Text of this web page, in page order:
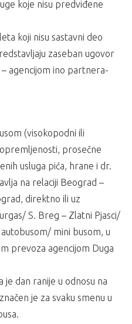
koje nisu predviđene
koji nisu sastavni deo
zaseban ugovor
agencijom ino partnera-
(visokopodni ili
prosečne
usluga pića, hrane i dr.
na relaciji Beograd –
direktno ili uz
S. Breg – Zlatni Pjasci/
mini busom, u
prevoza agencijom Duga
je dan ranije u odnosu na
je za svaku smenu u